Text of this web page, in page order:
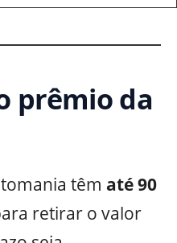
prêmio da
têm até 90
retirar o valor